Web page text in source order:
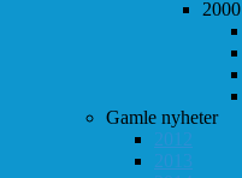
2000
Gamle nyheter
2012
2013